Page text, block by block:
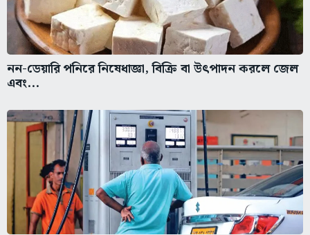
নন-ডেয়ারি পনিরে নিষেধাজ্ঞা, বিক্রি বা উৎপাদন করলে জেল
এবং...